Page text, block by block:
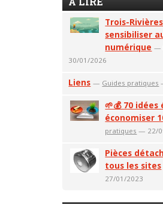
Trois-
sensibiliser
numérique —
30/01/2026
Liens — Guides pratiques
🌱💰 70
économiser
pratiques — 22/
Pièces
tous les sites
27/01/2023